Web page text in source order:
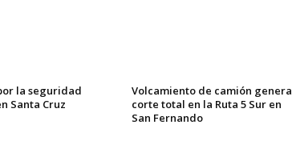
la seguridad
Santa Cruz
Volcamiento de camión genera
corte total en la Ruta 5 Sur en
San Fernando